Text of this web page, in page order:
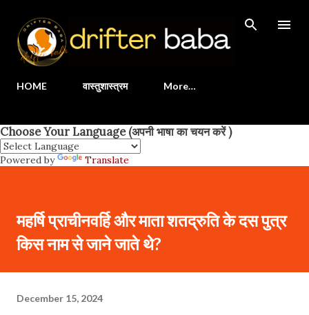
HOME वास्तुशास्त्रम More…
Choose Your Language (अपनी भाषा का चयन करें )
Powered by Translate
महर्षि प्राचीनवर्हि और माता शतद्रुति के दस पुत्र
किस नाम से जाने जाते थे?
December 15, 2024